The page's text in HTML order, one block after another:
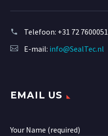
Telefoon: +31 72 7600051
E-mail: info@SealTec.nl
EMAIL US
Your Name (required)